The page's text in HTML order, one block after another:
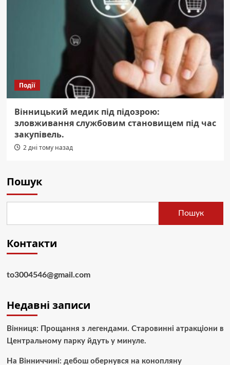
Події
Вінницький медик під підозрою:
зловживання службовим становищем під час
закупівель.
2 дні тому назад
Пошук
Пошук
Контакти
to3004546@gmail.com
Недавні записи
Вінниця: Прощання з легендами. Старовинні атракціони в
Центральному парку йдуть у минуле.
На Вінниччині: дебош обернувся на конопляну